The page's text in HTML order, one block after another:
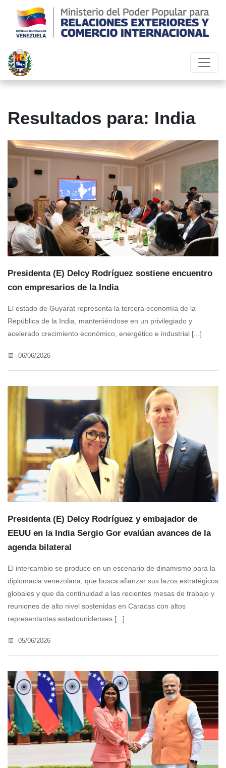
Resultados para: India
Presidenta (E) Delcy Rodríguez sostiene encuentro
con empresarios de la India
El estado de Guyarat representa la tercera economía de la
República de la India, manteniéndose en un privilegiado y
acelerado crecimiento económico, energético e industrial [...]
06/06/2026
Presidenta (E) Delcy Rodríguez y embajador de
EEUU en la India Sergio Gor evalúan avances de la
agenda bilateral
El intercambio se produce en un escenario de dinamismo para la
diplomacia venezolana, que busca afianzar sus lazos estratégicos
globales y que da continuidad a las recientes mesas de trabajo y
reuniones de alto nivel sostenidas en Caracas con altos
representantes estadounidenses [...]
05/06/2026